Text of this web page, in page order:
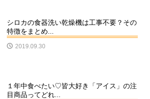
シロカの食器洗い乾燥機は工事不要？その
特徴をまとめ...
2019.09.30
１年中食べたい♡皆大好き「アイス」の注
目商品ってどれ...